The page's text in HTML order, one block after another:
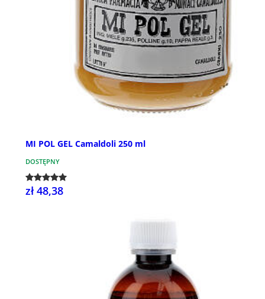
MI POL GEL Camaldoli 250 ml
DOSTĘPNY
zł 48,38